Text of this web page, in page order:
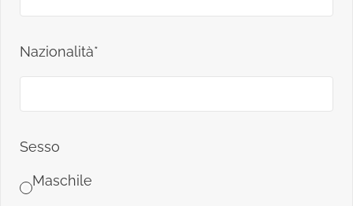
Nazionalità*
Sesso
Maschile